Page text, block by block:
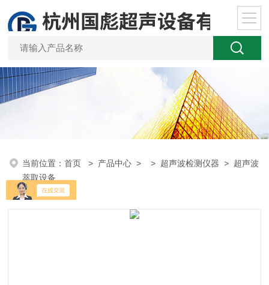
当前位置：首页 > 产品中心 > > 超声波检测仪器 > 超声波
萃取设备